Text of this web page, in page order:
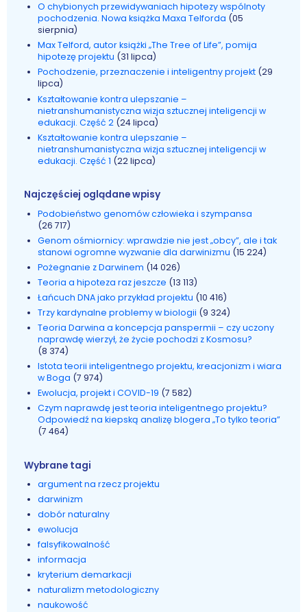
O chybionych przewidywaniach hipotezy wspólnoty
pochodzenia. Nowa książka Maxa Telforda (05
sierpnia)
Max Telford, autor książki „The Tree of Life”, pomija
hipotezę projektu (31 lipca)
Pochodzenie, przeznaczenie i inteligentny projekt (29
lipca)
Kształtowanie kontra ulepszanie –
nietranshumanistyczna wizja sztucznej inteligencji w
edukacji. Część 2 (24 lipca)
Kształtowanie kontra ulepszanie –
nietranshumanistyczna wizja sztucznej inteligencji w
edukacji. Część 1 (22 lipca)
Najczęściej oglądane wpisy
Podobieństwo genomów człowieka i szympansa
(26 717)
Genom ośmiornicy: wprawdzie nie jest „obcy”, ale i tak
stanowi ogromne wyzwanie dla darwinizmu (15 224)
Pożegnanie z Darwinem (14 026)
Teoria a hipoteza raz jeszcze (13 113)
Łańcuch DNA jako przykład projektu (10 416)
Trzy kardynalne problemy w biologii (9 324)
Teoria Darwina a koncepcja panspermii – czy uczony
naprawdę wierzył, że życie pochodzi z Kosmosu?
(8 374)
Istota teorii inteligentnego projektu, kreacjonizm i wiara
w Boga (7 974)
Ewolucja, projekt i COVID-19 (7 582)
Czym naprawdę jest teoria inteligentnego projektu?
Odpowiedź na kiepską analizę blogera „To tylko teoria”
(7 464)
Wybrane tagi
argument na rzecz projektu
darwinizm
dobór naturalny
ewolucja
falsyfikowalność
informacja
kryterium demarkacji
naturalizm metodologiczny
naukowość